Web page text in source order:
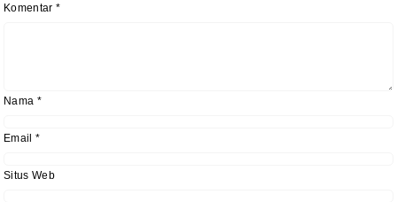
Komentar *
Nama *
Email *
Situs Web